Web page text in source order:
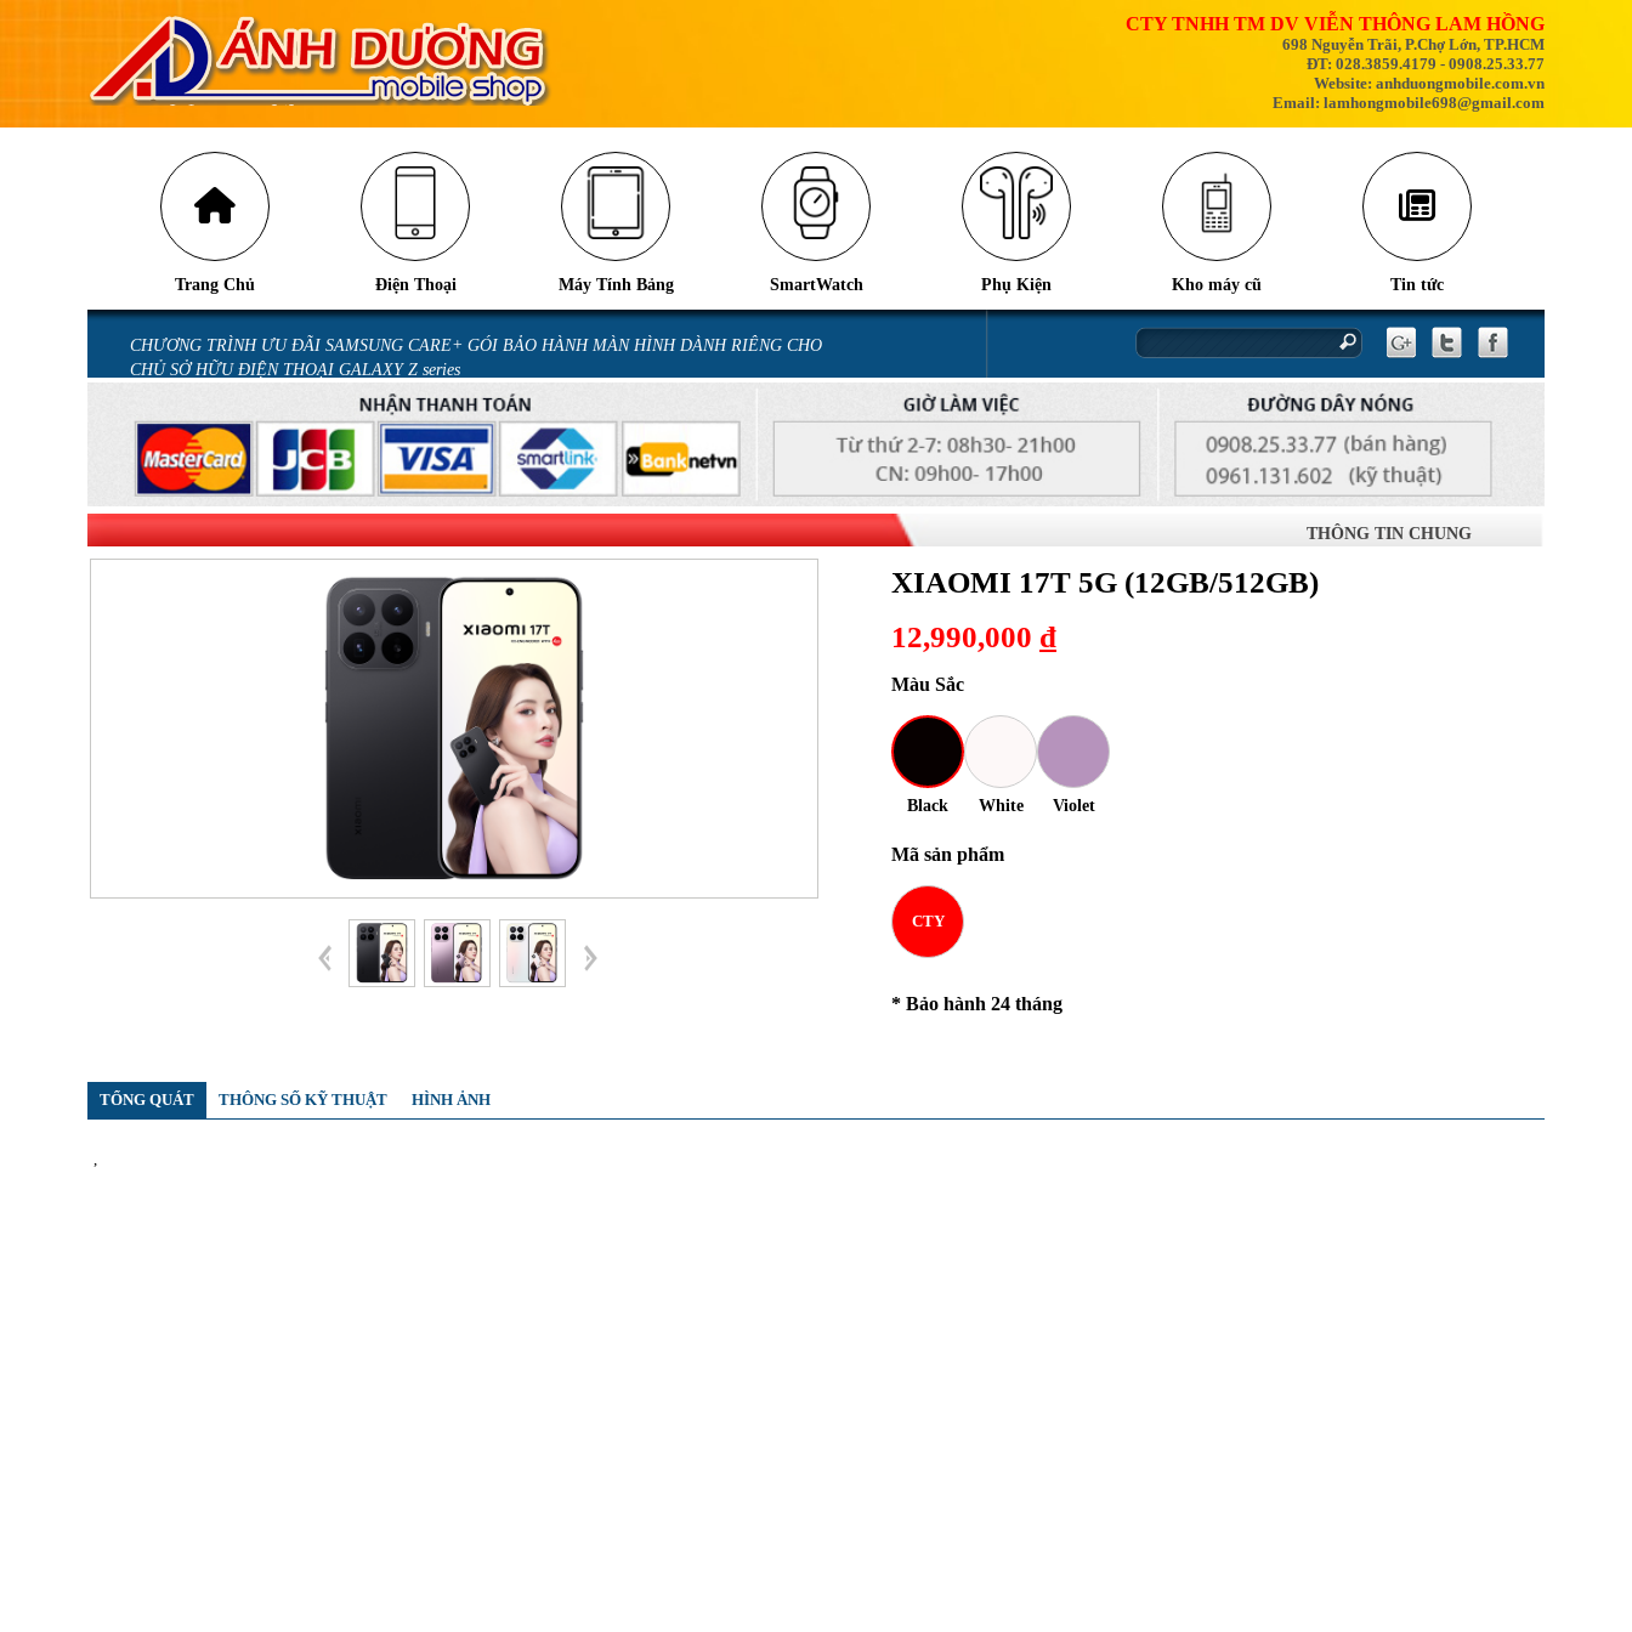
CTY TNHH TM DV VIỄN THÔNG LAM HỒNG
698 Nguyễn Trãi, P.Chợ Lớn, TP.HCM
ĐT: 028.3859.4179 - 0908.25.33.77
Website: anhduongmobile.com.vn
Email: lamhongmobile698@gmail.com
Trang Chủ Điện Thoại Máy Tính Bảng SmartWatch Phụ Kiện Kho máy cũ Tin tức
CHƯƠNG TRÌNH ƯU ĐÃI SAMSUNG CARE+ GÓI BẢO HÀNH MÀN HÌNH DÀNH RIÊNG CHO
CHỦ SỞ HỮU ĐIỆN THOẠI GALAXY Z series
THÔNG TIN CHUNG
XIAOMI 17T 5G (12GB/512GB)
12,990,000 đ
Màu Sắc
Black White Violet
Mã sản phẩm
CTY
* Bảo hành 24 tháng
TỔNG QUÁT THÔNG SỐ KỸ THUẬT HÌNH ẢNH
,